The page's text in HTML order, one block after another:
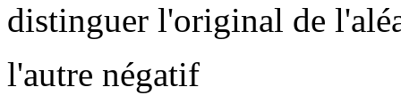
distinguer l'original de
l'autre négatif